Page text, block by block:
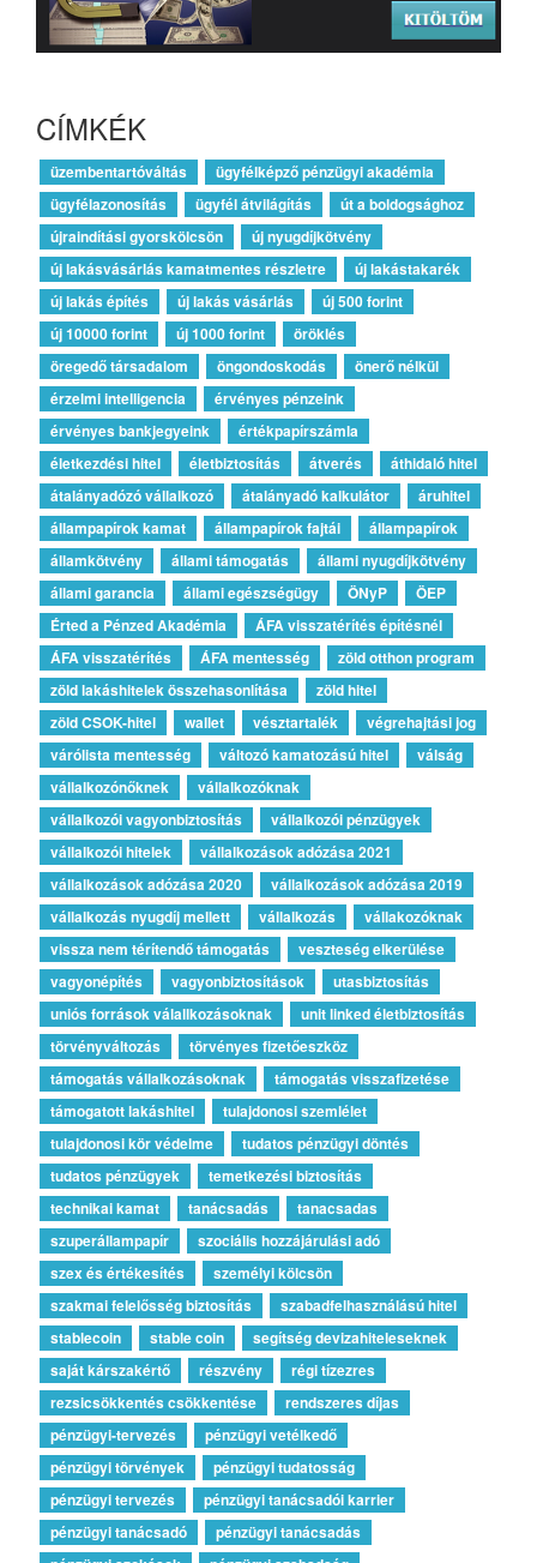
CÍMKÉK
üzembentartóváltás
ügyfélképző pénzügyi akadémia
ügyfélazonosítás
ügyfél átvilágítás
út a boldogsághoz
újraindítási gyorskölcsön
új nyugdíjkötvény
új lakásvásárlás kamatmentes részletre
új lakástakarék
új lakás építés
új lakás vásárlás
új 500 forint
új 10000 forint
új 1000 forint
öröklés
öregedő társadalom
öngondoskodás
önerő nélkül
érzelmi intelligencia
érvényes pénzeink
érvényes bankjegyeink
értékpapírszámla
életkezdési hitel
életbiztosítás átverés
áthidaló hitel
átalányadózó vállalkozó
átalányadó kalkulátor
áruhitel
állampapírok kamat
állampapírok fajtái
állampapírok
államkötvény
állami támogatás
állami nyugdíjkötvény
állami garancia
állami egészségügy ÖNyP
ÖEP
Érted a Pénzed Akadémia
ÁFA visszatérítés építésnél
ÁFA visszatérítés
ÁFA mentesség
zöld otthon program
zöld lakáshitelek összehasonlítása
zöld hitel
zöld CSOK-hitel
wallet vésztartalék
végrehajtási jog
várólista mentesség
változó kamatozású hitel
válság
vállalkozónőknek
vállalkozóknak
vállalkozói vagyonbiztosítás
vállalkozói pénzügyek
vállalkozói hitelek
vállalkozások adózása 2021
vállalkozások adózása 2020
vállalkozások adózása 2019
vállalkozás nyugdíj mellett
vállalkozás
vállakozóknak
vissza nem térítendő támogatás
veszteség elkerülése
vagyonépítés
vagyonbiztosítások
utasbiztosítás
uniós források válallkozásoknak
unit linked életbiztosítás
törvényváltozás
törvényes fizetőeszköz
támogatás vállalkozásoknak
támogatás visszafizetése
támogatott lakáshitel
tulajdonosi szemlélet
tulajdonosi kör védelme
tudatos pénzügyi döntés
tudatos pénzügyek
temetkezési biztosítás
technikai kamat
tanácsadás
tanacsadas
szuperállampapír
szociális hozzájárulási adó
szex és értékesítés
személyi kölcsön
szakmai felelősség biztosítás
szabadfelhasználású hitel
stablecoin
stable coin
segítség devizahiteleseknek
saját kárszakértő
részvény
régi tízezres
rezsicsökkentés csökkentése
rendszeres díjas
pénzügyi-tervezés
pénzügyi vetélkedő
pénzügyi törvények
pénzügyi tudatosság
pénzügyi tervezés
pénzügyi tanácsadói karrier
pénzügyi tanácsadó
pénzügyi tanácsadás